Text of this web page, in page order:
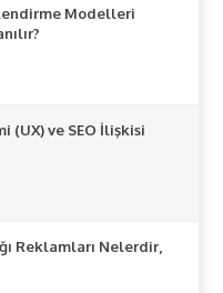
Modelleri
(UX) ve SEO İlişkisi
Reklamları Nelerdir,